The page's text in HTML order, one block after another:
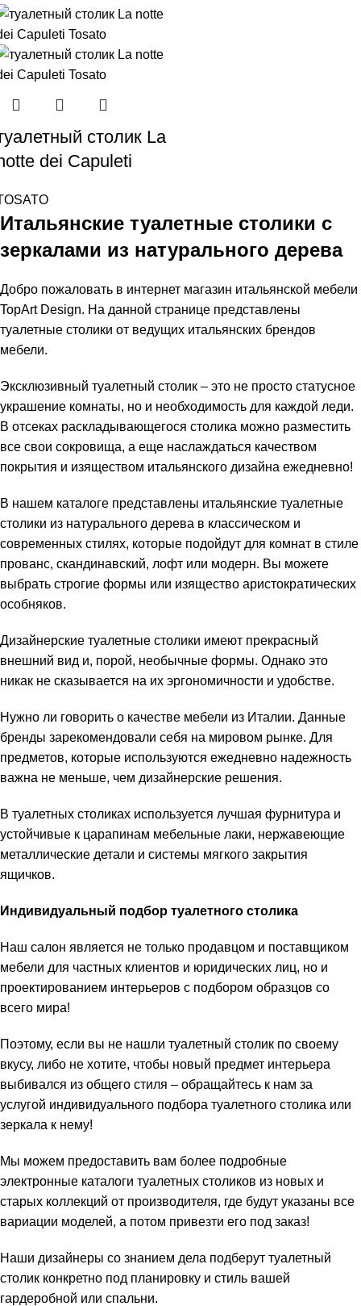
столик La
dei Capuleti
Итальянские туалетные столики с
зеркалами из натурального дерева
Добро пожаловать в интернет магазин итальянской мебели
TopArt Design. На данной странице представлены
туалетные столики от ведущих итальянских брендов
мебели.
Эксклюзивный туалетный столик – это не просто статусное
украшение комнаты, но и необходимость для каждой леди.
В отсеках раскладывающегося столика можно разместить
все свои сокровища, а еще наслаждаться качеством
покрытия и изяществом итальянского дизайна ежедневно!
В нашем каталоге представлены итальянские туалетные
столики из натурального дерева в классическом и
современных стилях, которые подойдут для комнат в стиле
прованс, скандинавский, лофт или модерн. Вы можете
выбрать строгие формы или изящество аристократических
особняков.
Дизайнерские туалетные столики имеют прекрасный
внешний вид и, порой, необычные формы. Однако это
никак не сказывается на их эргономичности и удобстве.
Нужно ли говорить о качестве мебели из Италии. Данные
бренды зарекомендовали себя на мировом рынке. Для
предметов, которые используются ежедневно надежность
важна не меньше, чем дизайнерские решения.
В туалетных столиках используется лучшая фурнитура и
устойчивые к царапинам мебельные лаки, нержавеющие
металлические детали и системы мягкого закрытия
ящичков.
Индивидуальный подбор туалетного столика
Наш салон является не только продавцом и поставщиком
мебели для частных клиентов и юридических лиц, но и
проектированием интерьеров с подбором образцов со
всего мира!
Поэтому, если вы не нашли туалетный столик по своему
вкусу, либо не хотите, чтобы новый предмет интерьера
выбивался из общего стиля – обращайтесь к нам за
услугой индивидуального подбора туалетного столика или
зеркала к нему!
Мы можем предоставить вам более подробные
электронные каталоги туалетных столиков из новых и
старых коллекций от производителя, где будут указаны все
вариации моделей, а потом привезти его под заказ!
Наши дизайнеры со знанием дела подберут туалетный
столик конкретно под планировку и стиль вашей
гардеробной или спальни.